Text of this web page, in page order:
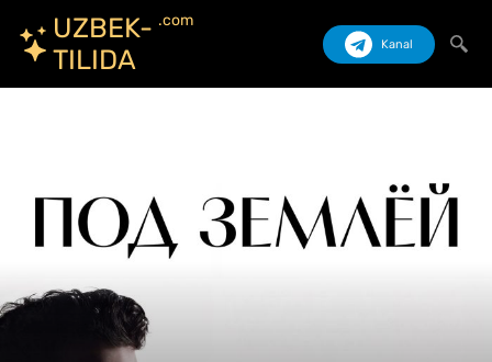
UZBEK-
TILIDA
.com
Kanal